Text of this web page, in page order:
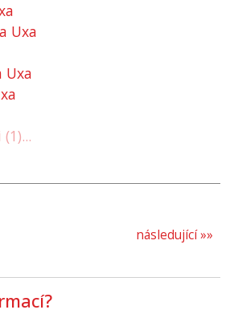
Uxa
Uxa
následující »»